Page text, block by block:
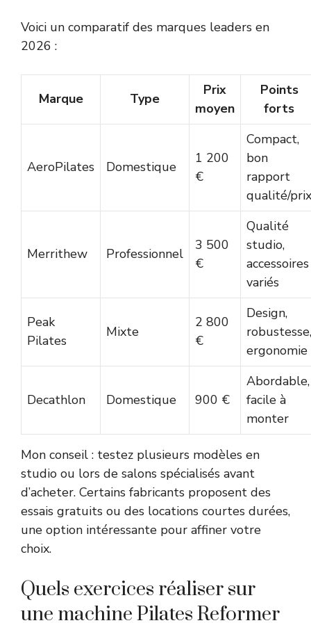
Voici un comparatif des marques leaders en
2026 :
Marque Type
Prix
moyen
Points
forts
AeroPilates Domestique
1 200
€
Compact,
bon
rapport
qualité/prix
Merrithew Professionnel
3 500
€
Qualité
studio,
accessoires
variés
Peak
Pilates
Mixte
2 800
€
Design,
robustesse,
ergonomie
Decathlon Domestique 900 €
Abordable,
facile à
monter
Mon conseil : testez plusieurs modèles en
studio ou lors de salons spécialisés avant
d’acheter. Certains fabricants proposent des
essais gratuits ou des locations courtes durées,
une option intéressante pour affiner votre
choix.
Quels exercices réaliser sur
une machine Pilates Reformer